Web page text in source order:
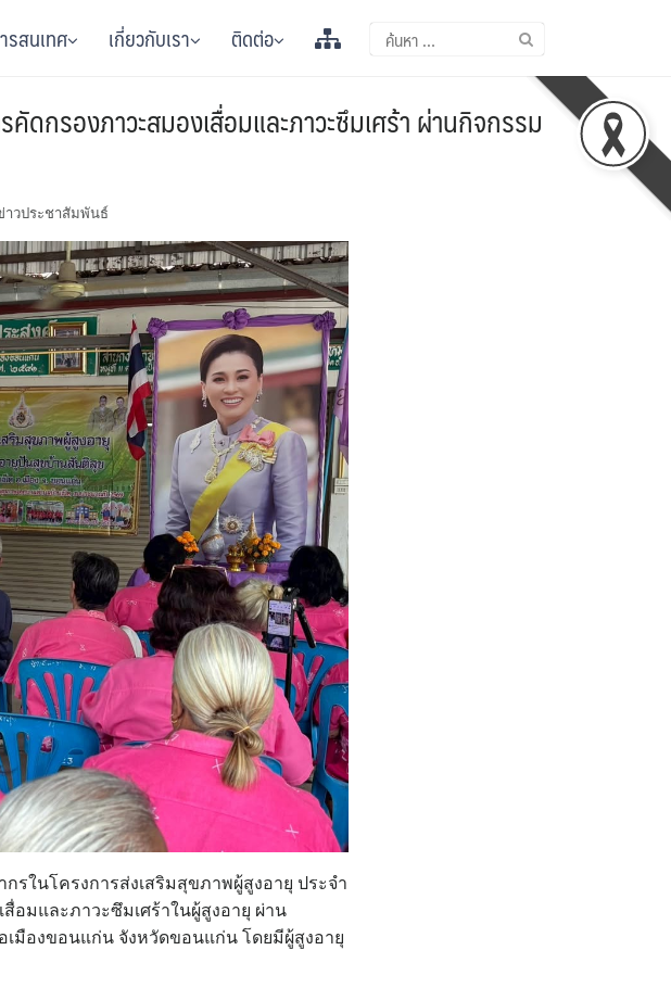
รสนเทศ เกี่ยวกับเรา ติดต่อ
กรองภาวะสมองเสื่อมและภาวะซึมเศร้า ผ่านกิจกรรม
าวประชาสัมพันธ์
รในโครงการส่งเสริมสุขภาพผู้สูงอายุ ประจำ
อมและภาวะซึมเศร้าในผู้สูงอายุ ผ่าน
เมืองขอนแก่น จังหวัดขอนแก่น โดยมีผู้สูงอายุ